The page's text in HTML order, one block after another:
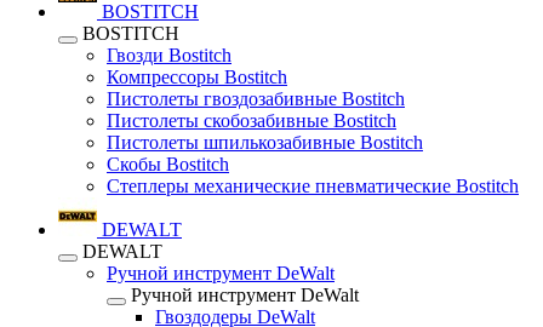
BOSTITCH
BOSTITCH
Гвозди Bostitch
Компрессоры Bostitch
Пистолеты гвоздозабивные Bostitch
Пистолеты скобозабивные Bostitch
Пистолеты шпилькозабивные Bostitch
Скобы Bostitch
Степлеры механические пневматические Bostitch
DEWALT
DEWALT
Ручной инструмент DeWalt
Ручной инструмент DeWalt
Гвоздодеры DeWalt